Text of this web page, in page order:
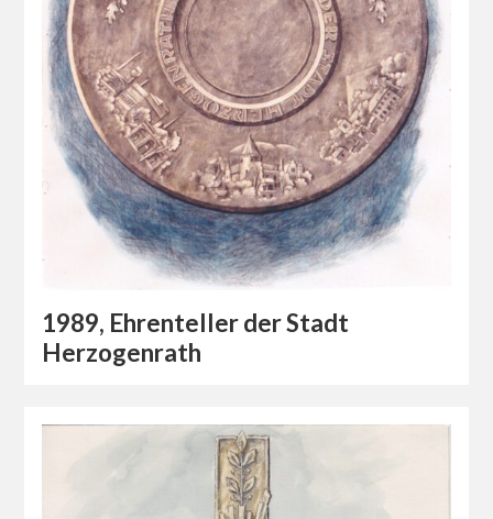
1989, Ehrenteller der Stadt
Herzogenrath